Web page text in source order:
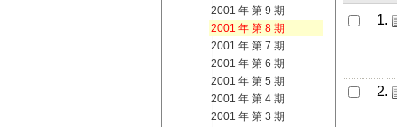
2001 年 第 9 期
2001 年 第 8 期
2001 年 第 7 期
2001 年 第 6 期
2001 年 第 5 期
2001 年 第 4 期
2001 年 第 3 期
1.
2.